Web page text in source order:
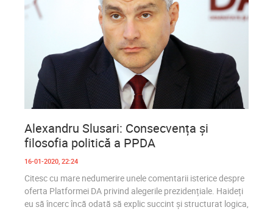
1 458
Alexandru Slusari: Consecvența și
filosofia politică a PPDA
16-01-2020, 22:24
Citesc cu mare nedumerire unele comentarii isterice despre
oferta Platformei DA privind alegerile prezidențiale. Haideți
eu să încerc încă odată să explic succint și structurat logica,